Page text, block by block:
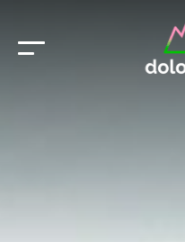
Main